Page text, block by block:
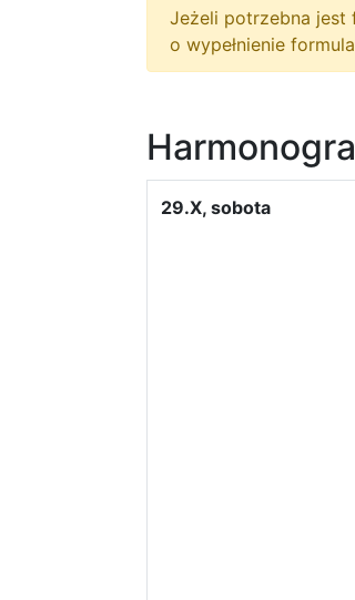
Jeżeli potrzebna jest
o wypełnienie
29.X, sobota